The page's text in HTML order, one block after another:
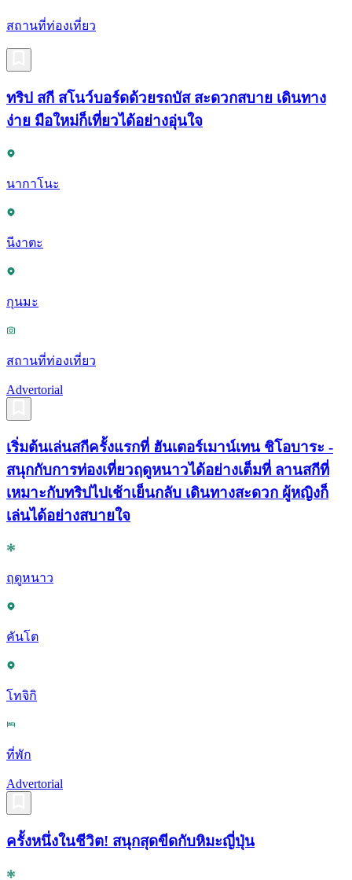
สถานที่ท่องเที่ยว
ทริป สกี สโนว์บอร์ดด้วยรถบัส สะดวกสบาย เดินทาง
ง่าย มือใหม่ก็เที่ยวได้อย่างอุ่นใจ
นากาโนะ
นีงาตะ
กุนมะ
สถานที่ท่องเที่ยว
Advertorial
เริ่มต้นเล่นสกีครั้งแรกที่ ฮันเตอร์เมาน์เทน ชิโอบาระ -
สนุกกับการท่องเที่ยวฤดูหนาวได้อย่างเต็มที่ ลานสกีที่
เหมาะกับทริปไปเช้าเย็นกลับ เดินทางสะดวก ผู้หญิงก็
เล่นได้อย่างสบายใจ
ฤดูหนาว
คันโต
โทจิกิ
ที่พัก
Advertorial
ครั้งหนึ่งในชีวิต! สนุกสุดขีดกับหิมะญี่ปุ่น